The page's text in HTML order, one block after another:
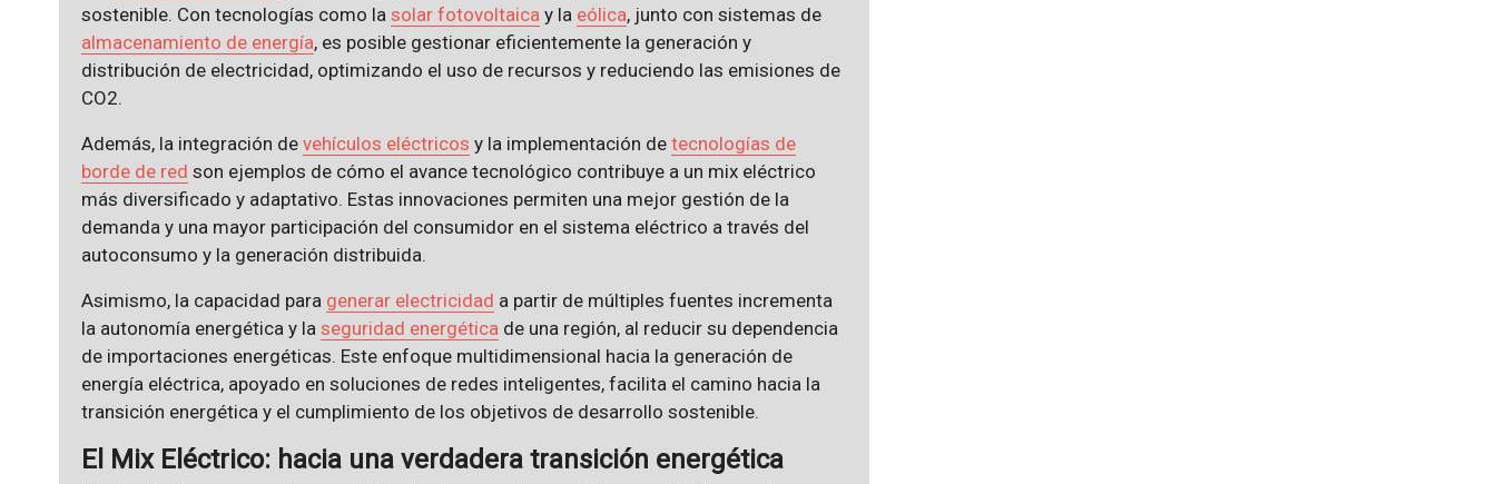
sostenible. Con tecnologías como la solar fotovoltaicay la eólica, junto con sistemas de
almacenamiento de energía, es posible gestionar eficientemente la generación y
distribución de electricidad, optimizando el uso de recursos y reduciendo las emisiones de
CO2.
Además, la integración de vehículos eléctricos y la implementación de tecnologías de
borde de red son ejemplos de cómo el avance tecnológico contribuye a un mix eléctrico
más diversificado y adaptativo. Estas innovaciones permiten una mejor gestión de la
demanda y una mayor participación del consumidor en el sistema eléctrico a través del
autoconsumo y la generación distribuida.
Asimismo, la capacidad para generar electricidad a partir de múltiples fuentes incrementa
la autonomía energética y la seguridad energéticade una región, al reducir su dependencia
de importaciones energéticas. Este enfoque multidimensional hacia la generación de
energía eléctrica, apoyado en soluciones de redes inteligentes, facilita el camino hacia la
transición energética y el cumplimiento de los objetivos de desarrollo sostenible.
El Mix Eléctrico: hacia una verdadera transición energética